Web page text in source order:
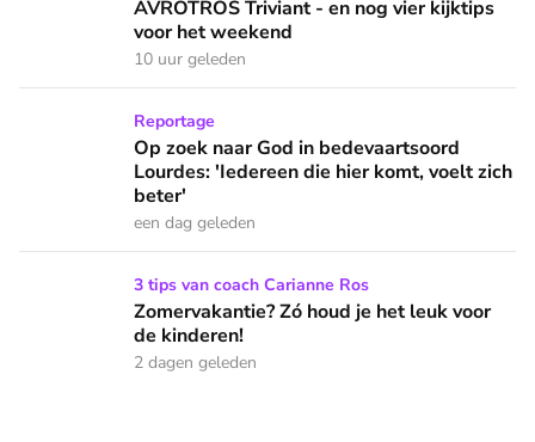
AVROTROS Triviant - en nog vier kijktips
voor het weekend
10 uur geleden
Op zoek naar God in bedevaartsoord Lourdes: 'Iedereen
Reportage
Op zoek naar God in bedevaartsoord
Lourdes: 'Iedereen die hier komt, voelt zich
beter'
een dag geleden
Zomervakantie? Zó houd je het leuk voor de kinderen!
3 tips van coach Carianne Ros
Zomervakantie? Zó houd je het leuk voor
de kinderen!
2 dagen geleden